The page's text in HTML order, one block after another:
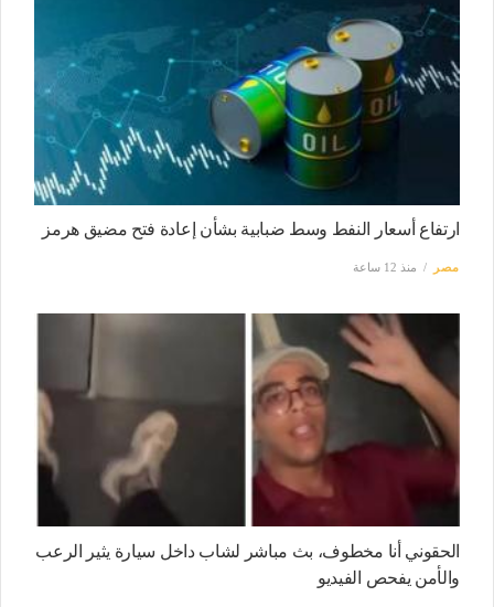
ارتفاع أسعار النفط وسط ضبابية بشأن إعادة فتح مضيق هرمز
مصر منذ 12 ساعة
الحقوني أنا مخطوف، بث مباشر لشاب داخل سيارة يثير الرعب
والأمن يفحص الفيديو